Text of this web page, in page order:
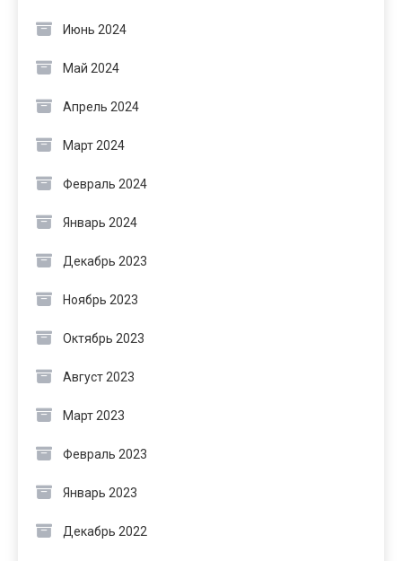
Июнь 2024
Май 2024
Апрель 2024
Март 2024
Февраль 2024
Январь 2024
Декабрь 2023
Ноябрь 2023
Октябрь 2023
Август 2023
Март 2023
Февраль 2023
Январь 2023
Декабрь 2022